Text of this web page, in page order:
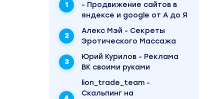
- Продвижение сайтов в
яндексе и google от А до Я
Алекс Мэй - Секреты
Эротического Массажа
Юрий Курилов - Реклама
ВК своими руками
lion_trade_team -
Скальпинг на